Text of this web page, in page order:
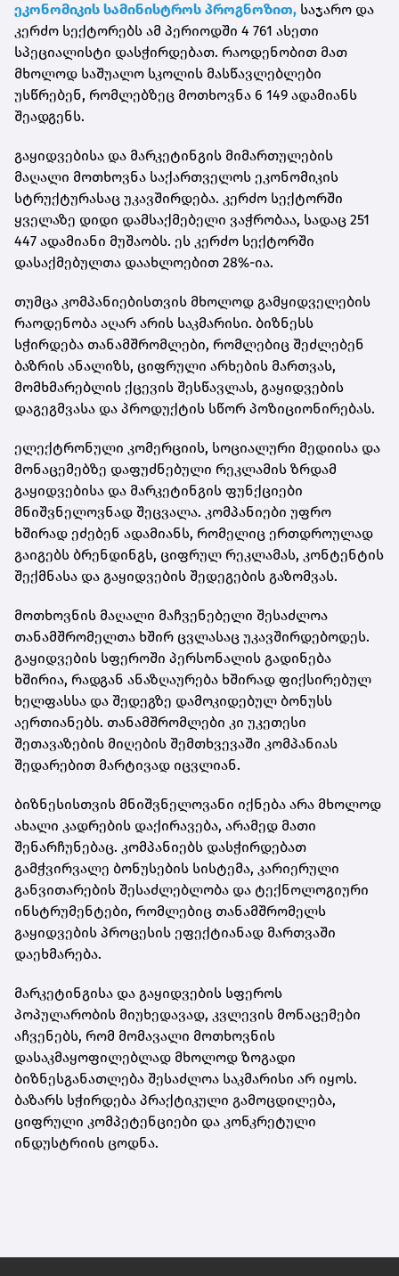
ეკონომიკის სამინისტროს პროგნოზით, საჯარო და
კერძო სექტორებს ამ პერიოდში 4 761 ასეთი
სპეციალისტი დასჭირდებათ. რაოდენობით მათ
მხოლოდ საშუალო სკოლის მასწავლებლები
უსწრებენ, რომლებზეც მოთხოვნა 6 149 ადამიანს
შეადგენს.
გაყიდვებისა და მარკეტინგის მიმართულების
მაღალი მოთხოვნა საქართველოს ეკონომიკის
სტრუქტურასაც უკავშირდება. კერძო სექტორში
ყველაზე დიდი დამსაქმებელი ვაჭრობაა, სადაც 251
447 ადამიანი მუშაობს. ეს კერძო სექტორში
დასაქმებულთა დაახლოებით 28%-ია.
თუმცა კომპანიებისთვის მხოლოდ გამყიდველების
რაოდენობა აღარ არის საკმარისი. ბიზნესს
სჭირდება თანამშრომლები, რომლებიც შეძლებენ
ბაზრის ანალიზს, ციფრული არხების მართვას,
მომხმარებლის ქცევის შესწავლას, გაყიდვების
დაგეგმვასა და პროდუქტის სწორ პოზიციონირებას.
ელექტრონული კომერციის, სოციალური მედიისა და
მონაცემებზე დაფუძნებული რეკლამის ზრდამ
გაყიდვებისა და მარკეტინგის ფუნქციები
მნიშვნელოვნად შეცვალა. კომპანიები უფრო
ხშირად ეძებენ ადამიანს, რომელიც ერთდროულად
გაიგებს ბრენდინგს, ციფრულ რეკლამას, კონტენტის
შექმნასა და გაყიდვების შედეგების გაზომვას.
მოთხოვნის მაღალი მაჩვენებელი შესაძლოა
თანამშრომელთა ხშირ ცვლასაც უკავშირდებოდეს.
გაყიდვების სფეროში პერსონალის გადინება
ხშირია, რადგან ანაზღაურება ხშირად ფიქსირებულ
ხელფასსა და შედეგზე დამოკიდებულ ბონუსს
აერთიანებს. თანამშრომლები კი უკეთესი
შეთავაზების მიღების შემთხვევაში კომპანიას
შედარებით მარტივად იცვლიან.
ბიზნესისთვის მნიშვნელოვანი იქნება არა მხოლოდ
ახალი კადრების დაქირავება, არამედ მათი
შენარჩუნებაც. კომპანიებს დასჭირდებათ
გამჭვირვალე ბონუსების სისტემა, კარიერული
განვითარების შესაძლებლობა და ტექნოლოგიური
ინსტრუმენტები, რომლებიც თანამშრომელს
გაყიდვების პროცესის ეფექტიანად მართვაში
დაეხმარება.
მარკეტინგისა და გაყიდვების სფეროს
პოპულარობის მიუხედავად, კვლევის მონაცემები
აჩვენებს, რომ მომავალი მოთხოვნის
დასაკმაყოფილებლად მხოლოდ ზოგადი
ბიზნესგანათლება შესაძლოა საკმარისი არ იყოს.
ბაზარს სჭირდება პრაქტიკული გამოცდილება,
ციფრული კომპეტენციები და კონკრეტული
ინდუსტრიის ცოდნა.